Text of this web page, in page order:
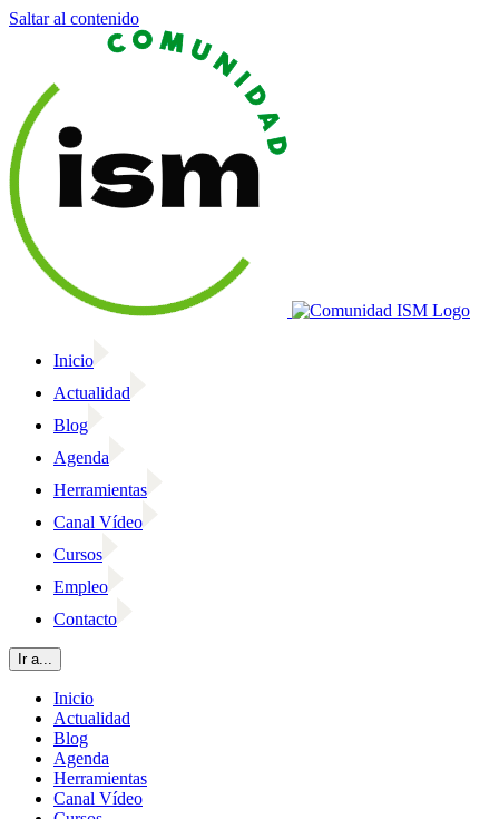
Saltar al contenido
Inicio
Actualidad
Blog
Agenda
Herramientas
Canal Vídeo
Cursos
Empleo
Contacto
Ir a...
Inicio
Actualidad
Blog
Agenda
Herramientas
Canal Vídeo